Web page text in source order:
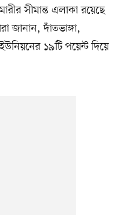
সীমান্ত এলাকা রয়েছে
জানান, দাঁতভাঙ্গা,
১৯টি পয়েন্ট দিয়ে